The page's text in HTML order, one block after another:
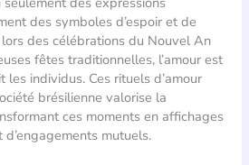
des symboles d’espoir et de
des célébrations du Nouvel An
fêtes traditionnelles, l’amour est
individus. Ces rituels d’amour
brésilienne valorise la
ces moments en affichages
mutuels.